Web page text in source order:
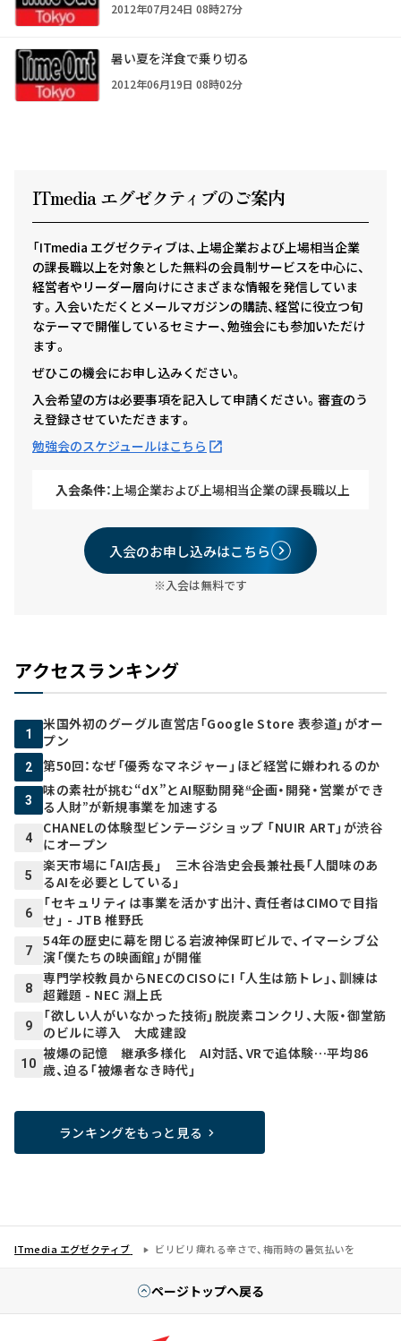
2012年07月24日 08時27分
暑い夏を洋食で乗り切る
2012年06月19日 08時02分
ITmedia エグゼクティ ブのご案内
「ITmedia エグゼクティブは、上場企業および上場相当企業
の課長職以上を対象とした無料の会員制サービスを中心に、
経営者やリーダー層向けにさまざまな情報を発信していま
す。入会いただくとメールマガジンの購読、経営に役立つ旬
なテーマで開催しているセミナー、勉強会にも参加いただけ
ます。
ぜひこの機会にお申し込みください。
入会希望の方は必要事項を記入して申請ください。審査のう
え登録させていただきます。
勉強会のスケジュールはこちら
入会条件：上場企業および上場相当企業の課長職以上
入会のお申し込みはこちら
※入会は無料です
アクセスランキング
1
米国外初のグーグル直営店「Google Store 表参道」がオー
プン
2 第50回：なぜ「優秀なマネジャー」ほど経営に嫌われるのか
3
味の素社が挑む“dX”とAI駆動開発――“企画・開発・営業ができ
る人財”が新規事業を加速する
4
CHANELの体験型ビンテージショップ 「NUIR ART」が渋谷
にオープン
5
楽天市場に「AI店長」 三木谷浩史会長兼社長「人間味のあ
るAIを必要としている」
6
「セキュリティは事業を活かす出汁、責任者はCIMOで目指
せ」 - JTB 椎野氏
7
54年の歴史に幕を閉じる岩波神保町ビルで、イマーシブ公
演「僕たちの映画館」が開催
8
専門学校教員からNECのCISOに! 「人生は筋トレ」、訓練は
超難題 - NEC 淵上氏
9
「欲しい人がいなかった技術」脱炭素コンクリ、大阪・御堂筋
のビルに導入 大成建設
10
被爆の記憶 継承多様化 AI対話、VRで追体験…平均86
歳、迫る「被爆者なき時代」
ランキングをもっと見る
ITmedia エグゼクティブ ビリビリ痺れる辛さで、梅雨時の暑気払いを
ページトップへ戻る